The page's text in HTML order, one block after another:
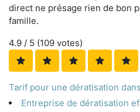
direct ne présage rien de bon
famille.
4.9 / 5 (109 votes)
Tarif pour une dératisation
Entreprise de dératisation